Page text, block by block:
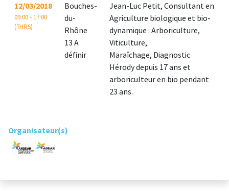
12/03/2018
09:00 - 17:00
(7HRS)
Bouches-
du-
Rhône
13 A
définir
Jean-Luc Petit, Consultant en
Agriculture biologique et bio-
dynamique : Arboriculture,
Viticulture,
Maraîchage, Diagnostic
Hérody depuis 17 ans et
arboriculteur en bio pendant
23 ans.
Organisateur(s)